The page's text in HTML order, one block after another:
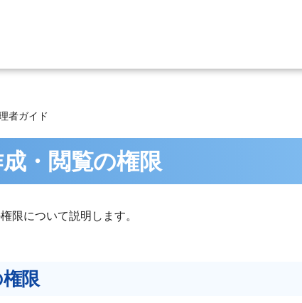
者ガイド
・閲覧の権限
限について説明します。
限